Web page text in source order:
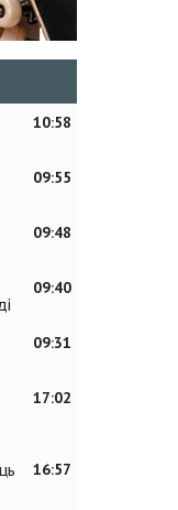
10:58
09:55
09:48
09:40
09:31
17:02
16:57